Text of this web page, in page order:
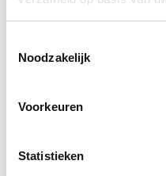
Noodzakelijk
Voorkeuren
Statistieken